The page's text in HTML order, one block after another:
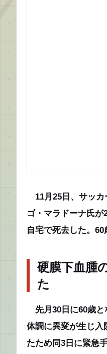
11月25日、サッカ
ゴ・マラドーナ氏
自宅で死去した。60
硬膜下血腫
た
先月30日に60歳と
体調に異変が生じ入
たため同3日に緊急